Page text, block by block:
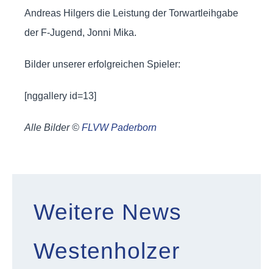
Andreas Hilgers die Leistung der Torwartleihgabe
der F-Jugend, Jonni Mika.
Bilder unserer erfolgreichen Spieler:
[nggallery id=13]
Alle Bilder © FLVW Paderborn
Weitere News
Westenholzer